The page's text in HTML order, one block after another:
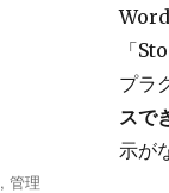
「
プラ
スで
示が
,管理